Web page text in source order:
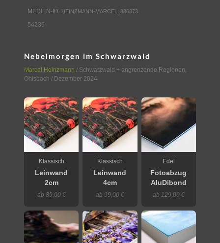
MEDIEN-ID: HEINZMANN-MARCEL_886373
54235
Nebelmorgen im Schwarzwald
Marcel Heinzmann / Schwarzwald + angrenzende Regionen
Ohlsbach / Dezember 2024
Klassisch
Leinwand
2cm
ab 89,00 €
Klassisch
Leinwand
4cm
ab 99,00 €
Edel
Fotoabzug
AluDibond
ab 129,00 €